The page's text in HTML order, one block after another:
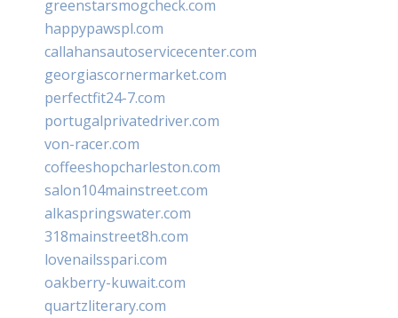
greenstarsmogcheck.com
happypawspl.com
callahansautoservicecenter.com
georgiascornermarket.com
perfectfit24-7.com
portugalprivatedriver.com
von-racer.com
coffeeshopcharleston.com
salon104mainstreet.com
alkaspringswater.com
318mainstreet8h.com
lovenailsspari.com
oakberry-kuwait.com
quartzliterary.com